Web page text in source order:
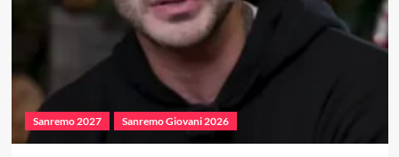
5
Sanremo 2026
Die Wiederentdeckung der Tradition führt
nach Neapel
Sanremo 2027 Sanremo Giovani 2026
Neues von den Newcomern
Sanremo 2027 Sanremo Giovani 2026